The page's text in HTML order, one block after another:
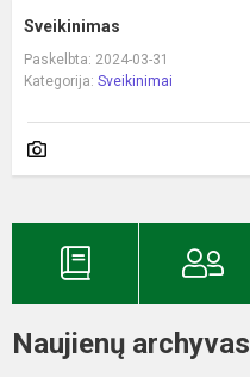
Sveikinimas
Paskelbta: 2024-03-31
Kategorija: Sveikinimai
Naujienų archyvas